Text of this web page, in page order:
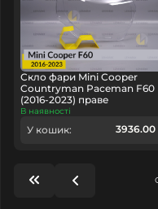
Скло фари Mini Cooper
Countryman Paceman F60
(2016-2023) праве
В наявності
У кошик: 3936.00